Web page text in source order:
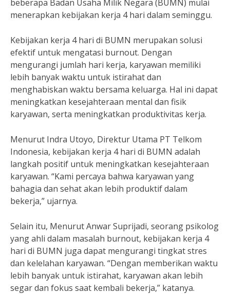
beberapa Badan Usaha Milik Negara (BUMN) mulai
menerapkan kebijakan kerja 4 hari dalam seminggu.
Kebijakan kerja 4 hari di BUMN merupakan solusi
efektif untuk mengatasi burnout. Dengan
mengurangi jumlah hari kerja, karyawan memiliki
lebih banyak waktu untuk istirahat dan
menghabiskan waktu bersama keluarga. Hal ini dapat
meningkatkan kesejahteraan mental dan fisik
karyawan, serta meningkatkan produktivitas kerja.
Menurut Indra Utoyo, Direktur Utama PT Telkom
Indonesia, kebijakan kerja 4 hari di BUMN adalah
langkah positif untuk meningkatkan kesejahteraan
karyawan. “Kami percaya bahwa karyawan yang
bahagia dan sehat akan lebih produktif dalam
bekerja,” ujarnya.
Selain itu, Menurut Anwar Suprijadi, seorang psikolog
yang ahli dalam masalah burnout, kebijakan kerja 4
hari di BUMN juga dapat mengurangi tingkat stres
dan kelelahan karyawan. “Dengan memberikan waktu
lebih banyak untuk istirahat, karyawan akan lebih
segar dan fokus saat kembali bekerja,” katanya.